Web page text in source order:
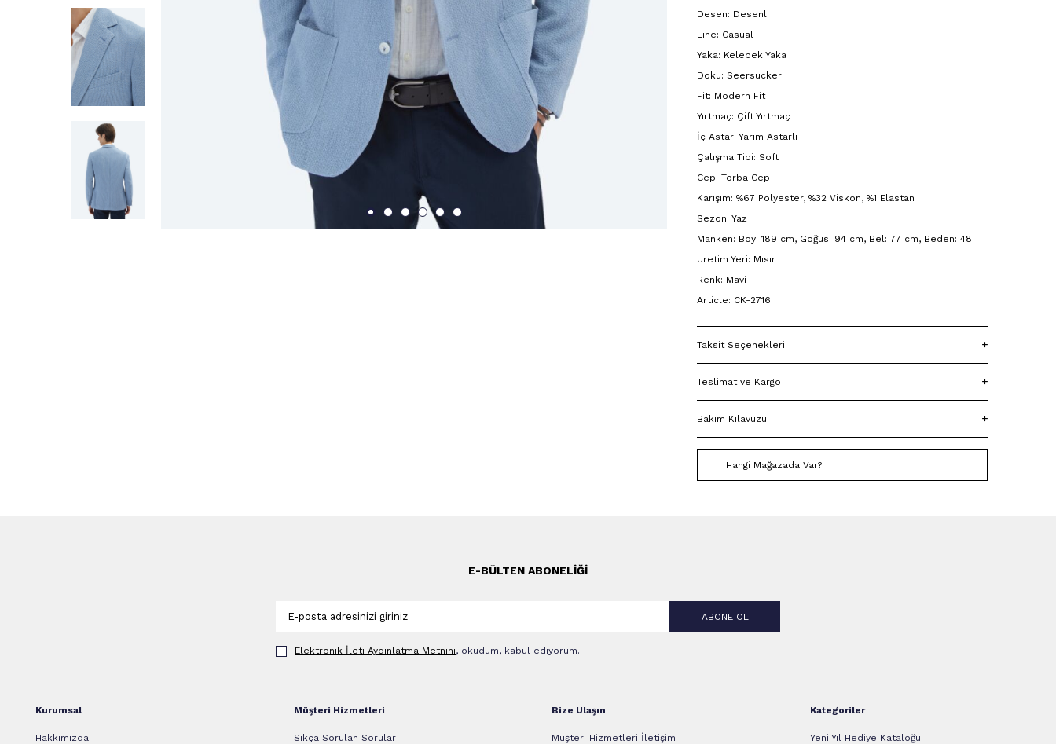
Desen: Desenli
Line: Casual
Yaka: Kelebek Yaka
Doku: Seersucker
Fit: Modern Fit
Yırtmaç: Çift Yırtmaç
İç Astar: Yarım Astarlı
Çalışma Tipi: Soft
Cep: Torba Cep
Karışım: %67 Polyester, %32 Viskon, %1 Elastan
Sezon: Yaz
Manken: Boy: 189 cm, Göğüs: 94 cm, Bel: 77 cm, Beden: 48
Üretim Yeri: Mısır
Renk: Mavi
Article: CK-2716
Taksit Seçenekleri
Teslimat ve Kargo
Bakım Kılavuzu
Hangi Mağazada Var?
E-BÜLTEN ABONELIĞI
ABONE OL
Elektronik İleti Aydınlatma Metni‌ni, okudum, kabul ediyorum.
Kurumsal
Hakkımızda
Müşteri Hizmetleri
Sıkça Sorulan Sorular
Bize Ulaşın
Müşteri Hizmetleri İletişim
Kategoriler
Yeni Yıl Hediye Kataloğu